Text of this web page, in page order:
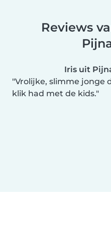
Reviews
Iris uit
Vrolijke, slimme jonge
klik had met de kids.